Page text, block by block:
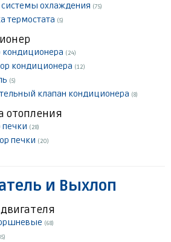
системы охлаждения (75)
термостата (5)
кондиционера (24)
кондиционера (12)
(5)
клапан кондиционера (8)
отопления
печки (28)
печки (20)
и Выхлоп
(68)